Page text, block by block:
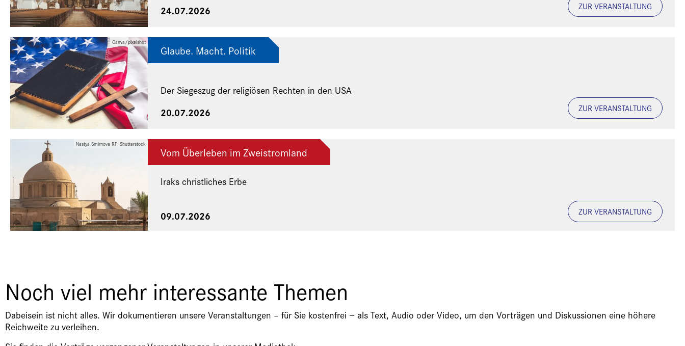
24.07.2026 ZUR VERANSTALTUNG
Canva/pixelshot
Glaube. Macht. Politik
Der Siegeszug der religiösen Rechten in den USA
20.07.2026 ZUR VERANSTALTUNG
Nastya Smirnova RF_Shutterstock
Vom Überleben im Zweistromland
Iraks christliches Erbe
09.07.2026 ZUR VERANSTALTUNG
Noch viel mehr interessante Themen
Dabeisein ist nicht alles. Wir dokumentieren unsere Veranstaltungen – für Sie kostenfrei − als Text, Audio oder Video, um den Vorträgen und Diskussionen eine höhere
Reichweite zu verleihen.